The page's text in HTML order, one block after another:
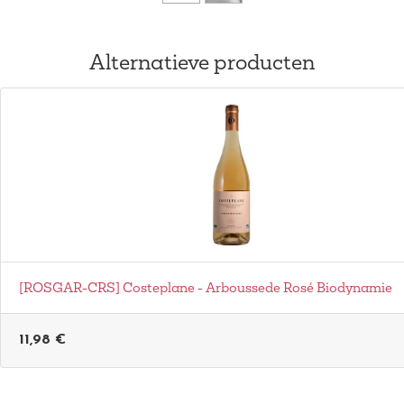
Alternatieve producten
[ROSGAR-CRS] Costeplane - Arboussede Rosé Biodynamie
11,98 €